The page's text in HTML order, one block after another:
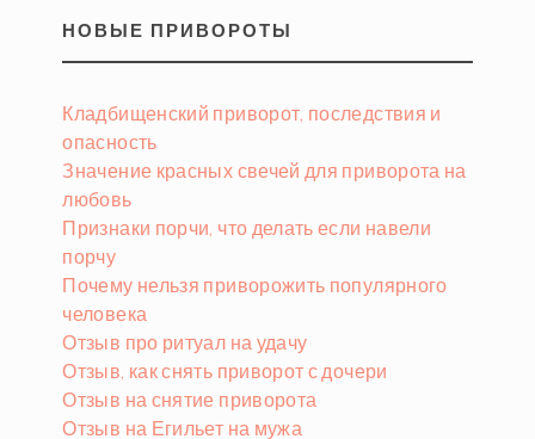
НОВЫЕ ПРИВОРОТЫ
Кладбищенский приворот, последствия и
опасность
Значение красных свечей для приворота на
любовь
Признаки порчи, что делать если навели
порчу
Почему нельзя приворожить популярного
человека
Отзыв про ритуал на удачу
Отзыв, как снять приворот с дочери
Отзыв на снятие приворота
Отзыв на Егильет на мужа